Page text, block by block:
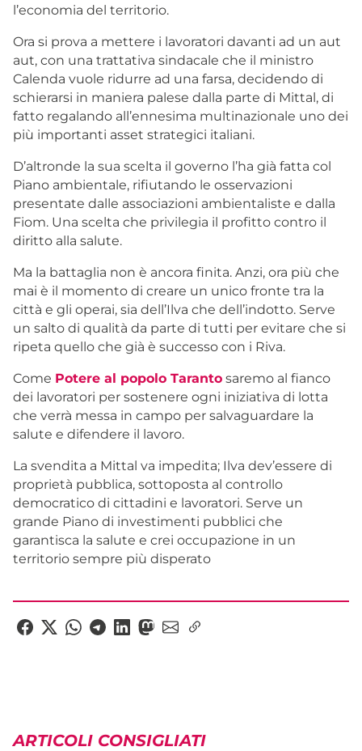
l’economia del territorio.
Ora si prova a mettere i lavoratori davanti ad un aut
aut, con una trattativa sindacale che il ministro
Calenda vuole ridurre ad una farsa, decidendo di
schierarsi in maniera palese dalla parte di Mittal, di
fatto regalando all’ennesima multinazionale uno dei
più importanti asset strategici italiani.
D’altronde la sua scelta il governo l’ha già fatta col
Piano ambientale, rifiutando le osservazioni
presentate dalle associazioni ambientaliste e dalla
Fiom. Una scelta che privilegia il profitto contro il
diritto alla salute.
Ma la battaglia non è ancora finita. Anzi, ora più che
mai è il momento di creare un unico fronte tra la
città e gli operai, sia dell’Ilva che dell’indotto. Serve
un salto di qualità da parte di tutti per evitare che si
ripeta quello che già è successo con i Riva.
Come Potere al popolo Taranto saremo al fianco
dei lavoratori per sostenere ogni iniziativa di lotta
che verrà messa in campo per salvaguardare la
salute e difendere il lavoro.
La svendita a Mittal va impedita; Ilva dev’essere di
proprietà pubblica, sottoposta al controllo
democratico di cittadini e lavoratori. Serve un
grande Piano di investimenti pubblici che
garantisca la salute e crei occupazione in un
territorio sempre più disperato
ARTICOLI CONSIGLIATI